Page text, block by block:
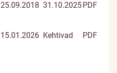
25.09.2018 31.10.2025PDF
15.01.2026 Kehtivad PDF